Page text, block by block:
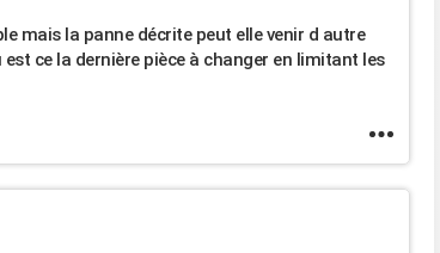
mais la panne décrite peut elle venir d autre
ce la dernière pièce à changer en limitant les